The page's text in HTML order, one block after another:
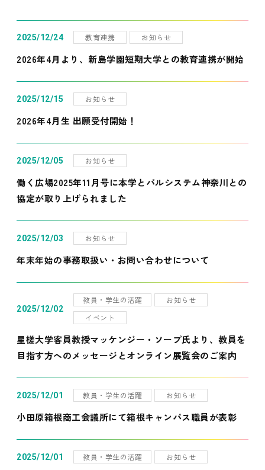
2025/12/24 教育連携 お知らせ
2026年4月より、新島学園短期大学との教育連携が開始
2025/12/15 お知らせ
2026年4月生 出願受付開始！
2025/12/05 お知らせ
働く広場2025年11月号に本学とパルシステム神奈川との
協定が取り上げられました
2025/12/03 お知らせ
年末年始の事務取扱い・お問い合わせについて
2025/12/02
教員・学生の活躍
お知らせ
イベント
星槎大学客員教授マッケンジー・ソープ氏より、教員を
目指す方へのメッセージとオンライン展覧会のご案内
2025/12/01 教員・学生の活躍 お知らせ
小田原箱根商工会議所にて箱根キャンパス職員が表彰
2025/12/01 教員・学生の活躍 お知らせ